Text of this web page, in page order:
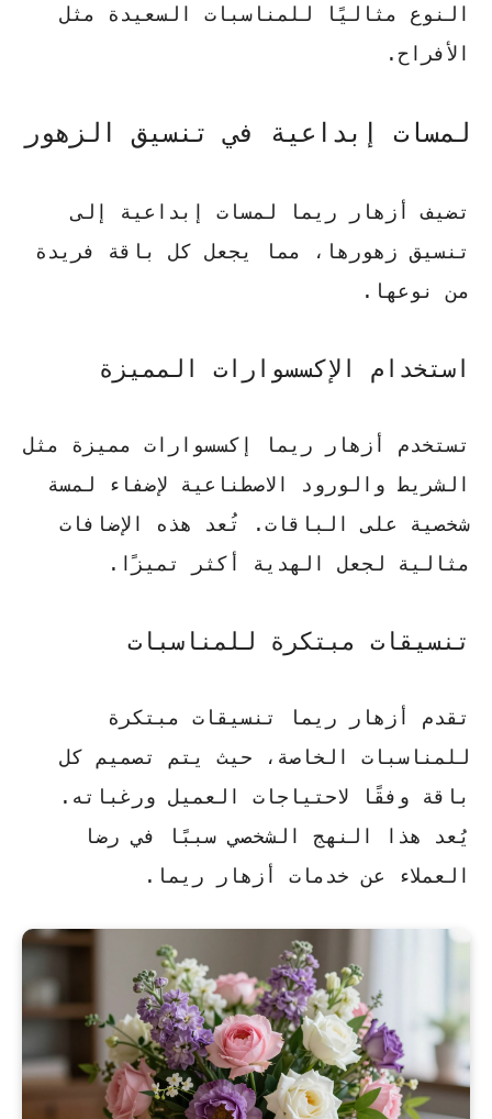
النوع مثاليًا للمناسبات السعيدة مثل
الأفراح.
لمسات إبداعية في تنسيق الزهور
تضيف أزهار ريما لمسات إبداعية إلى
تنسيق زهورها، مما يجعل كل باقة فريدة
من نوعها.
استخدام الإكسسوارات المميزة
تستخدم أزهار ريما إكسسوارات مميزة مثل
الشريط والورود الاصطناعية لإضفاء لمسة
شخصية على الباقات.
تُعد هذه الإضافات
مثالية لجعل الهدية أكثر تميزًا .
تنسيقات مبتكرة للمناسبات
تقدم أزهار ريما تنسيقات مبتكرة
للمناسبات الخاصة، حيث يتم تصميم كل
باقة وفقًا لاحتياجات العميل ورغباته.
يُعد هذا النهج الشخصي سببًا في رضا
العملاء عن خدمات أزهار ريما .